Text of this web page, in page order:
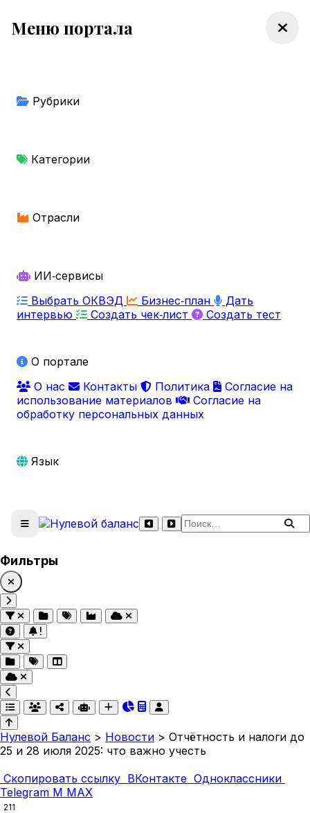
Меню портала
Рубрики
Категории
Отрасли
ИИ‑сервисы
Выбрать ОКВЭД
Бизнес‑план
Дать
интервью
Создать чек‑лист Создать тест
О портале
О нас
Контакты Политика
Согласие на
использование материалов
Согласие на
обработку персональных данных
Язык
Поиск по сайту
Фильтры
Нулевой Баланс > Новости > Отчётность и налоги до
25 и 28 июля 2025: что важно учесть
Скопировать ссылку ВКонтакте Одноклассники
Telegram M MAX
211